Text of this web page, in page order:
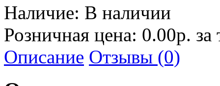
Наличие: В наличии
Розничная цена: 0.00р.
Описание Отзывы (0)